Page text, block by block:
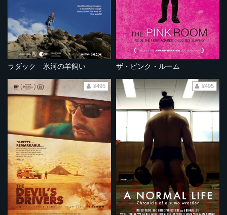
ラダック 氷河の羊飼い ザ・ピンク・ルーム
¥495 ¥495